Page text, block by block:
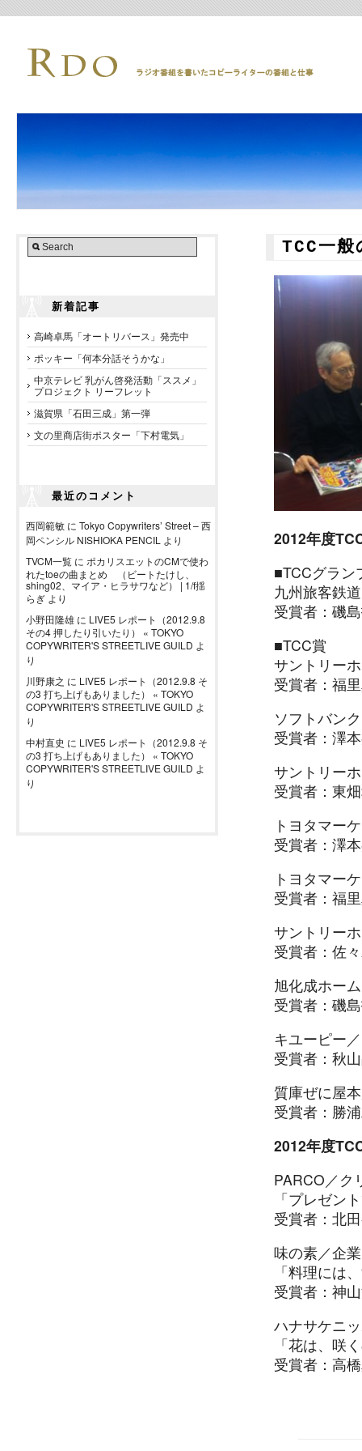
新着記事
高崎卓馬「オートリバース」発売中
ポッキー「何本分話そうかな」
中京テレビ 乳がん啓発活動「ススメ」
プロジェクト リーフレット
滋賀県「石田三成」第一弾
文の里商店街ポスター「下村電気」
最近のコメント
西岡範敏 に Tokyo Copywriters’ Street – 西
岡ペンシル NISHIOKA PENCIL より
TVCM一覧 に ポカリスエットのCMで使わ
れたtoeの曲まとめ （ビートたけし、
shing02、マイア・ヒラサワなど） | 1/f揺
らぎ より
小野田隆雄 に LIVE5 レポート（2012.9.8
その4 押したり引いたり） « TOKYO
COPYWRITER'S STREETLIVE GUILD よ
り
川野康之 に LIVE5 レポート（2012.9.8 そ
の3 打ち上げもありました） « TOKYO
COPYWRITER'S STREETLIVE GUILD よ
り
中村直史 に LIVE5 レポート（2012.9.8 そ
の3 打ち上げもありました） « TOKYO
COPYWRITER'S STREETLIVE GUILD よ
り
TCC一
2012年度
■TCCグラン
九州旅客鉄
受賞者：磯
■TCC賞
サントリー
受賞者：福
ソフトバン
受賞者：澤
サントリー
受賞者：東
トヨタマー
受賞者：澤
トヨタマー
受賞者：福
サントリー
受賞者：佐
旭化成ホー
受賞者：磯
キユーピー
受賞者：秋
質庫ぜに屋
受賞者：勝
2012年度
PARCO／ク
「プレゼン
受賞者：北
味の素／企業
「料理には
受賞者：神
ハナサケニ
「花は、咲
受賞者：高